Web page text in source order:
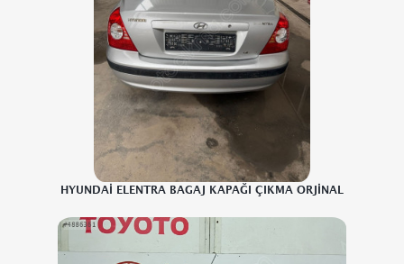
HYUNDAİ ELENTRA BAGAJ KAPAĞI ÇIKMA ORJİNAL